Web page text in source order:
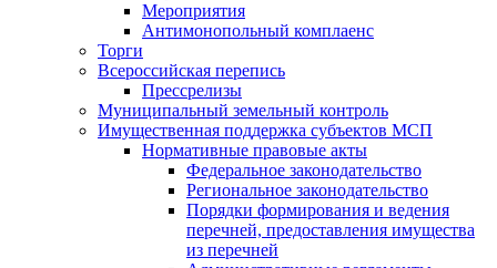
Мероприятия
Антимонопольный комплаенс
Торги
Всероссийская перепись
Прессрелизы
Муниципальный земельный контроль
Имущественная поддержка субъектов МСП
Нормативные правовые акты
Федеральное законодательство
Региональное законодательство
Порядки формирования и ведения
перечней, предоставления имущества
из перечней